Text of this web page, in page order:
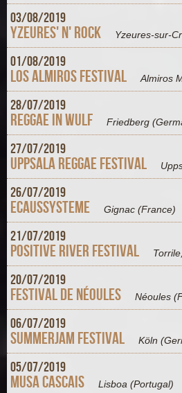
03/08/2019
Yzeures' n' Rock Yzeures-sur-
01/08/2019
Los Almiros Festival Almiros
28/07/2019
Reggae in Wulf Friedberg
27/07/2019
Uppsala Reggae Festival
26/07/2019
Ecaussysteme Gignac (France)
21/07/2019
Positive River Festival
20/07/2019
Festival de Néoules Néoules
06/07/2019
Summerjam Festival Köln
05/07/2019
Musa Cascais Lisboa (Portugal)